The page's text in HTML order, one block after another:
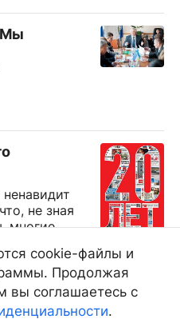
Мы
не зная
многие
страдают этим
деятелей
бизнеса
cookie-файлы и
Продолжая
вы соглашаетесь с
.